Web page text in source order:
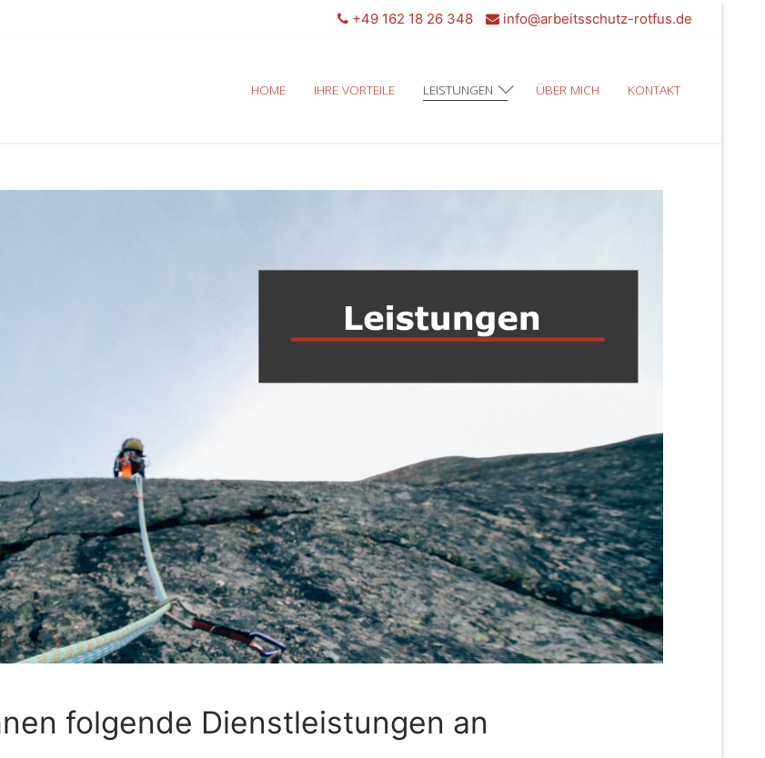
+49 162 18 26 348 info@arbeitsschutz-rotfus.de
HOME IHRE VORTEILE LEISTUNGEN ÜBER MICH KONTAKT
folgende Dienstleistungen an